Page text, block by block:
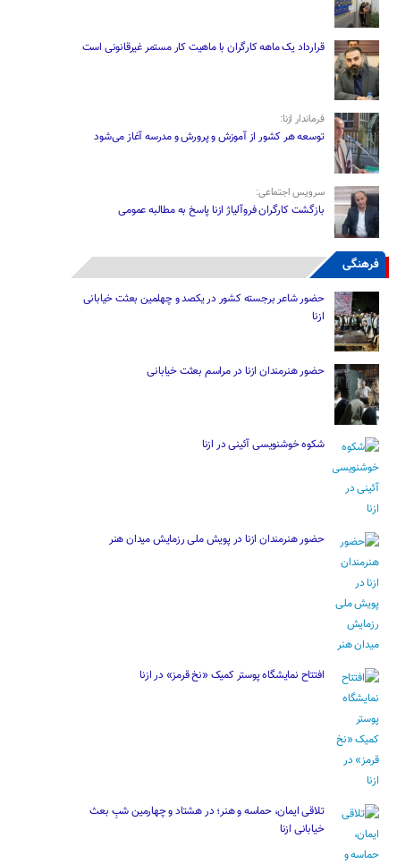
قرارداد یک ماهه کارگران با ماهیت کار مستمر غیرقانونی است
فرماندار ازنا:
توسعه هر کشور از آموزش و پرورش و مدرسه آغاز می‌شود
سرویس اجتماعی:
بازگشت کارگران فروآلیاژ ازنا پاسخ به مطالبه عمومی
فرهنگی
حضور شاعر برجسته کشور در یکصد و چهلمین بعثت خیابانی
ازنا
حضور هنرمندان ازنا در مراسم بعثت خیابانی
شکوه خوشنویسی آئینی در ازنا
حضور هنرمندان ازنا در پویش ملی رزمایش میدان هنر
افتتاح نمایشگاه پوستر کمیک «نخ قرمز» در ازنا
تلاقی ایمان، حماسه و هنر؛ در هشتاد و چهارمین شبِ بعث
خیابانی ازنا